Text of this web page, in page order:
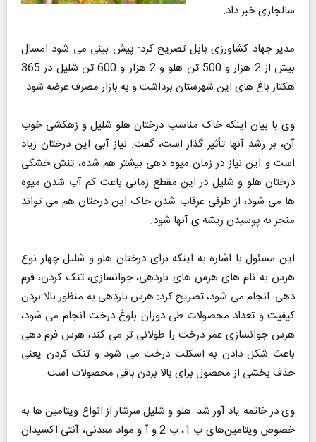
سالجاری خبر داد.
مدیر جهاد کشاورزی بابل تصریح کرد: پیش بینی می شود امسال
بیش از 2 هزار و 500 تن هلو و 2 هزار و 600 تن شلیل در 365
هکتار باغ های این شهرستان برداشت و به بازار مصرف عرضه شود.
وی با بیان اینکه خاک مناسب درختان هلو شلیل و زهکشی خوب
آن، بر رشد آنها تأثیر گذار است، گفت: نیاز آبی این درختان زیاد
است و این نیاز در زمان میوه دهی بیشتر هم شده، تنش خشکی
درختان هلو و شلیل در این مقطع زمانی باعث کم آب شدن میوه
ها می شود، از طرفی غرقاب شدن خاک این درختان هم می تواند
منجر به پوسیدن ریشه ی آنها شود.
این مسئول با اشاره به اینکه برای درختان هلو و شلیل چهار نوع
هرس به نام های هرس های باردهی، جوانسازی، تنک کردن، فرم
دهی انجام می شود، تصریح کرد: هرس باردهی به منظور بالا بردن
کیفیت و تعداد محصولات طی دوران بلوغ درخت انجام می شود،
هرس جوانسازی عمر درخت را طولانی تر می کند، هرس فرم دهی
باعث شکل دادن به اسکلت درخت می شود و تنک کردن یعنی
حذف بخشی از محصول برای بالا بردن باقی محصولات است.
وی در خاتمه یاد آور شد: هلو و شلیل سرشار از انواع ویتامین ها به
خصوص ویتامین‌های ب 1، ب 2 و آ و مواد معدنی، آنتی اکسیدان